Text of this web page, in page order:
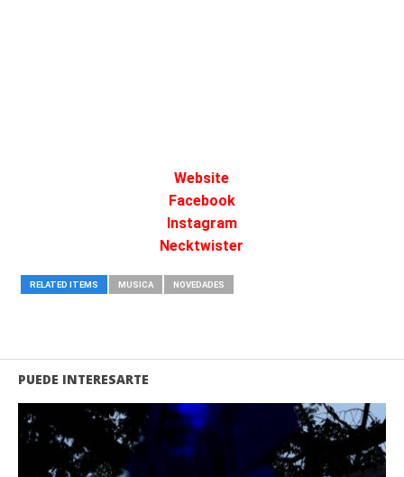
Website
Facebook
Instagram
Necktwister
RELATED ITEMS MUSICA NOVEDADES
PUEDE INTERESARTE